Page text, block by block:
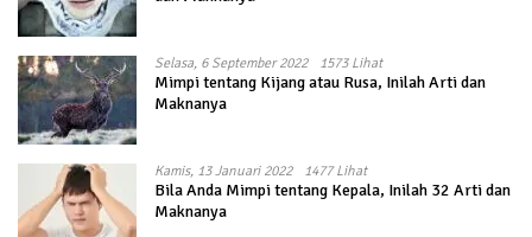
Selasa, 6 September 2022 1573 Lihat
Mimpi tentang Kijang atau Rusa, Inilah Arti dan
Maknanya
Kamis, 13 Januari 2022 1477 Lihat
Bila Anda Mimpi tentang Kepala, Inilah 32 Arti dan
Maknanya